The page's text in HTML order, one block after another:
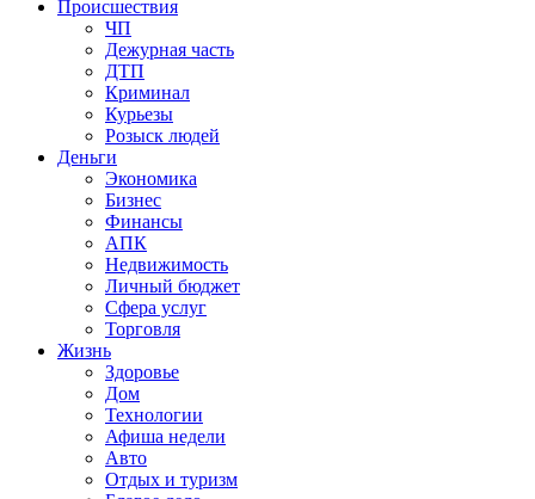
Происшествия
ЧП
Дежурная часть
ДТП
Криминал
Курьезы
Розыск людей
Деньги
Экономика
Бизнес
Финансы
АПК
Недвижимость
Личный бюджет
Сфера услуг
Торговля
Жизнь
Здоровье
Дом
Технологии
Афиша недели
Авто
Отдых и туризм